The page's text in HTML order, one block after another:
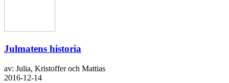
Julmatens historia
av: Julia, Kristoffer och Mattias
2016-12-14